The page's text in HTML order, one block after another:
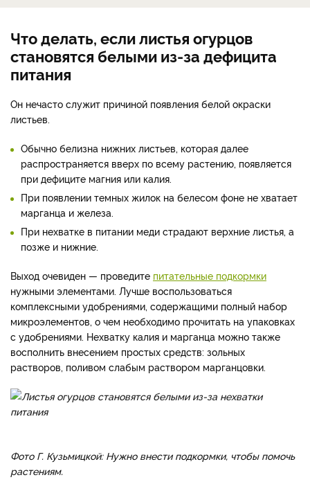
Что делать, если листья огурцов
становятся белыми из-за дефицита
питания
Он нечасто служит причиной появления белой окраски
листьев.
Обычно белизна нижних листьев, которая далее
распространяется вверх по всему растению, появляется
при дефиците магния или калия.
При появлении темных жилок на белесом фоне не хватает
марганца и железа.
При нехватке в питании меди страдают верхние листья, а
позже и нижние.
Выход очевиден — проведите питательные подкормки
нужными элементами. Лучше воспользоваться
комплексными удобрениями, содержащими полный набор
микроэлементов, о чем необходимо прочитать на упаковках
с удобрениями. Нехватку калия и марганца можно также
восполнить внесением простых средств: зольных
растворов, поливом слабым раствором марганцовки.
Фото Г. Кузьмицкой: Нужно внести подкормки, чтобы помочь
растениям.